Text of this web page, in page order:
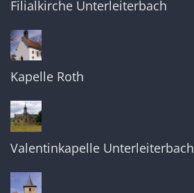
Filialkirche Unterleiterbach
Kapelle Roth
Valentinkapelle Unterleiterbach